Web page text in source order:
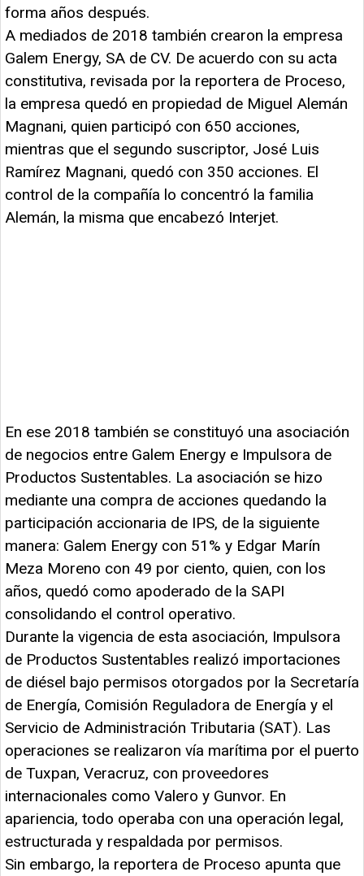
forma años después.
A mediados de 2018 también crearon la empresa
Galem Energy, SA de CV. De acuerdo con su acta
constitutiva, revisada por la reportera de Proceso,
la empresa quedó en propiedad de Miguel Alemán
Magnani, quien participó con 650 acciones,
mientras que el segundo suscriptor, José Luis
Ramírez Magnani, quedó con 350 acciones. El
control de la compañía lo concentró la familia
Alemán, la misma que encabezó Interjet.
En ese 2018 también se constituyó una asociación
de negocios entre Galem Energy e Impulsora de
Productos Sustentables. La asociación se hizo
mediante una compra de acciones quedando la
participación accionaria de IPS, de la siguiente
manera: Galem Energy con 51% y Edgar Marín
Meza Moreno con 49 por ciento, quien, con los
años, quedó como apoderado de la SAPI
consolidando el control operativo.
Durante la vigencia de esta asociación, Impulsora
de Productos Sustentables realizó importaciones
de diésel bajo permisos otorgados por la Secretaría
de Energía, Comisión Reguladora de Energía y el
Servicio de Administración Tributaria (SAT). Las
operaciones se realizaron vía marítima por el puerto
de Tuxpan, Veracruz, con proveedores
internacionales como Valero y Gunvor. En
apariencia, todo operaba con una operación legal,
estructurada y respaldada por permisos.
Sin embargo, la reportera de Proceso apunta que